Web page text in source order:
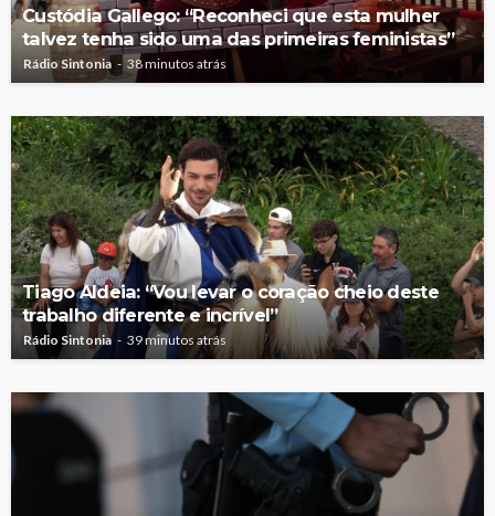
Custódia Gallego: “Reconheci que esta mulher
talvez tenha sido uma das primeiras feministas”
Rádio Sintonia 38 minutos atrás
Tiago Aldeia: “Vou levar o coração cheio deste
trabalho diferente e incrível”
Rádio Sintonia 39 minutos atrás